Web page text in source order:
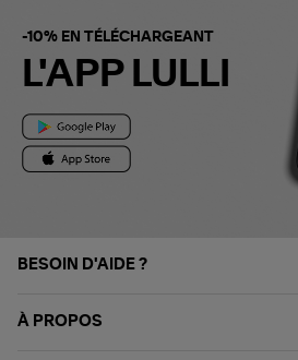
-10% EN TÉLÉCHARGEANT
L'APP LULLI
BESOIN D'AIDE ?
À PROPOS